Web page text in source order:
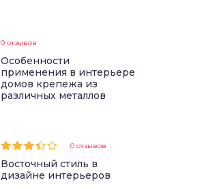
0 отзывов
Особенности
применения в интерьере
домов крепежа из
различных металлов
0 отзывов
Восточный стиль в
дизайне интерьеров